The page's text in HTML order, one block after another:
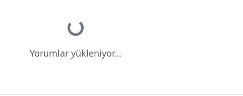
Yükleniyor...
Yorumlar yükleniyor...